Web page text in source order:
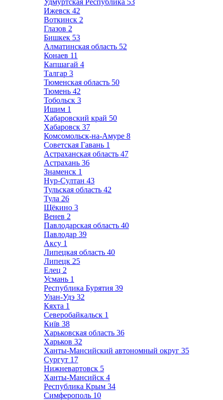
Удмуртская Республика 53
Ижевск 42
Воткинск 2
Глазов 2
Бишкек 53
Алматинская область 52
Конаев 11
Капшагай 4
Талгар 3
Тюменская область 50
Тюмень 42
Тобольск 3
Ишим 1
Хабаровский край 50
Хабаровск 37
Комсомольск-на-Амуре 8
Советская Гавань 1
Астраханская область 47
Астрахань 36
Знаменск 1
Нур-Султан 43
Тульская область 42
Тула 26
Щёкино 3
Венев 2
Павлодарская область 40
Павлодар 39
Аксу 1
Липецкая область 40
Липецк 25
Елец 2
Усмань 1
Республика Бурятия 39
Улан-Удэ 32
Кяхта 1
Северобайкальск 1
Київ 38
Харьковская область 36
Харьков 32
Ханты-Мансийский автономный округ 35
Сургут 17
Нижневартовск 5
Ханты-Мансийск 4
Республика Крым 34
Симферополь 10